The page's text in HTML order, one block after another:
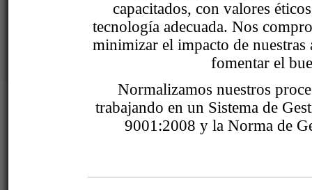
capacitados, con valores
tecnología adecuada. Nos
minimizar el impacto de
fomentar el
Normalizamos nuestros
trabajando en un Sistema de
9001:2008 y la Norma de